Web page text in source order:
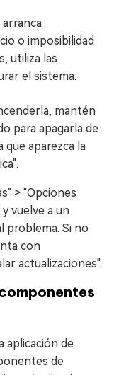
o imposibilidad
utiliza las
el sistema.
mantén
para apagarla de
aparezca la
> "Opciones
vuelve a un
problema. Si no
con
actualizaciones".
aplicación de
de